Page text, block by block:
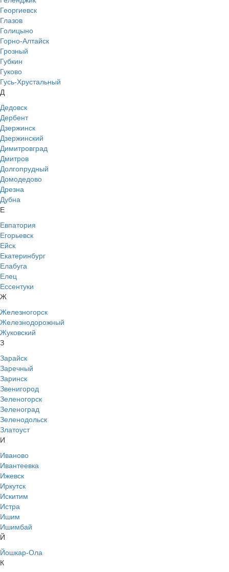
Георгиевск
Глазов
Голицыно
Горно-Алтайск
Грозный
Губкин
Гуково
Гусь-Хрустальный
Д
Дедовск
Дербент
Дзержинск
Дзержинский
Димитровград
Дмитров
Долгопрудный
Домодедово
Дрезна
Дубна
Е
Евпатория
Егорьевск
Ейск
Екатеринбург
Елабуга
Елец
Ессентуки
Ж
Железногорск
Железнодорожный
Жуковский
З
Зарайск
Заречный
Заринск
Звенигород
Зеленогорск
Зеленоград
Зеленодольск
Златоуст
И
Иваново
Ивантеевка
Ижевск
Иркутск
Искитим
Истра
Ишим
Ишимбай
Й
Йошкар-Ола
К